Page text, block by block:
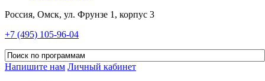
Россия, Омск, ул. Фрунзе 1, корпус 3
+7 (495) 105-96-04
Напишите нам Личный кабинет